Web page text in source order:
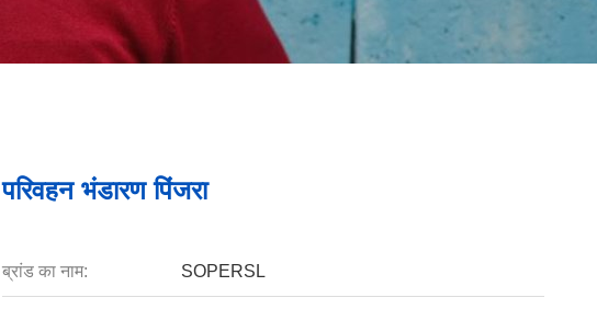
परिवहन भंडारण पिंजरा
ब्रांड का नाम: SOPERSL